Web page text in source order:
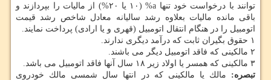
توانند با درخواست خود تنها a% (۱۰ یا ۲۰%) از مالیات را بپردازند و
باقی مانده مالیات بعلاوه رشد سالیانه معادل شاخص رشد قیمت
اتومبیل را در هنگام انتقال اتومبیل (قهری و یا ارادی) پرداخت نمایند.
۱ حقوق بگیران ثابت كه درآمد دیگری ندارند.
۲ مالكینی كه فاقد اتومبیل دیگر می باشند.
۳ مالكینی كه همسر یا اولاد زیر ۱۸ سال آنها فاقد اتومبیل می باشد.
تبصره: مالك یا مالكینی كه در انتها سال شمسی مالك خودروی